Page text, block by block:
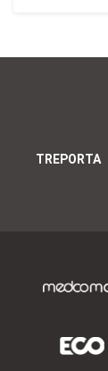
TREPORTA